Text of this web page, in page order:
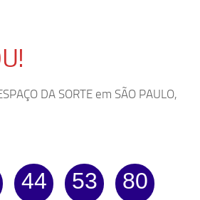
DA SORTE em SÃO PAULO,
44 53 80